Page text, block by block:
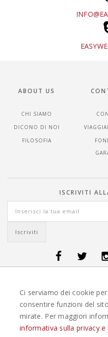
ABOUT US
CHI SIAMO
DICONO DI NOI
FILOSOFIA
ISCRIVITI
VIAGGI GUATEMALA -OFFERTE
OFFERTE VIAGGI
OFFERTE VIAGGI NORVEGIA-
OFFERTE VIAGGI SEYCHELLES-
Ci serviamo dei cookie
consentire funzioni del
mirate. Per maggiori
informativa sulla privacy e